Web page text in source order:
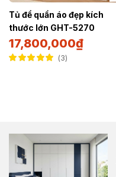
Tủ để quần áo đẹp kích
thước lớn GHT-5270
17,800,000₫
3